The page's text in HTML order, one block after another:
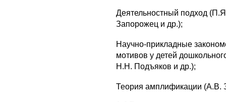
Деятельностный подход
Запорожец и др.);
Научно-прикладные
мотивов у детей
Н.Н. Подъяков и др.);
Теория амплификации (А.В.